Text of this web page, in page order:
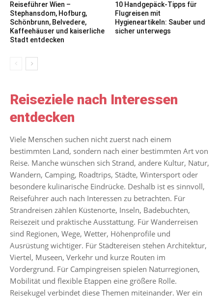
Reiseführer Wien –
Stephansdom, Hofburg,
Schönbrunn, Belvedere,
Kaffeehäuser und kaiserliche
Stadt entdecken
10 Handgepäck-Tipps für
Flugreisen mit
Hygieneartikeln: Sauber und
sicher unterwegs
Reiseziele nach Interessen
entdecken
Viele Menschen suchen nicht zuerst nach einem
bestimmten Land, sondern nach einer bestimmten Art von
Reise. Manche wünschen sich Strand, andere Kultur, Natur,
Wandern, Camping, Roadtrips, Städte, Wintersport oder
besondere kulinarische Eindrücke. Deshalb ist es sinnvoll,
Reiseführer auch nach Interessen zu betrachten. Für
Strandreisen zählen Küstenorte, Inseln, Badebuchten,
Reisezeit und praktische Ausstattung. Für Wanderreisen
sind Regionen, Wege, Wetter, Höhenprofile und
Ausrüstung wichtiger. Für Städtereisen stehen Architektur,
Viertel, Museen, Verkehr und kurze Routen im
Vordergrund. Für Campingreisen spielen Naturregionen,
Mobilität und flexible Etappen eine größere Rolle.
Reisekugel verbindet diese Themen miteinander. Wer ein